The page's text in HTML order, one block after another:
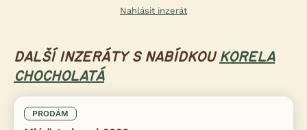
Nahlásit inzerát
DALŠÍ INZERÁTY S NABÍDKOU KORELA
CHOCHOLATÁ
PRODÁM